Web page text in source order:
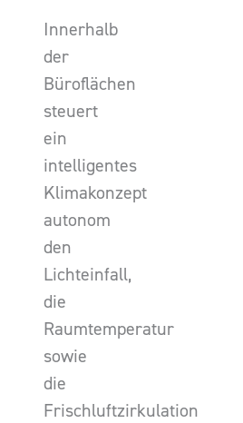
Innerhalb
der
Büroflächen
steuert
ein
intelligentes
Klimakonzept
autonom
den
Lichteinfall,
die
Raumtemperatur
sowie
die
Frischluftzirkulation